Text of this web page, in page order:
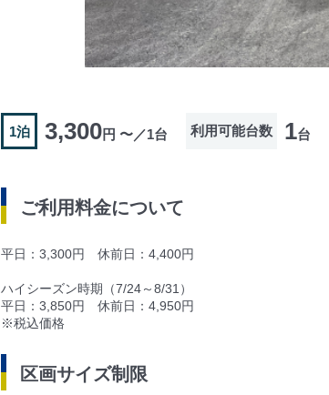
1泊 3,300円 〜／1台 利用可能台数 1台
ご利用料金について
平日：3,300円 休前日：4,400円
ハイシーズン時期（7/24～8/31）
平日：3,850円 休前日：4,950円
※税込価格
区画サイズ制限